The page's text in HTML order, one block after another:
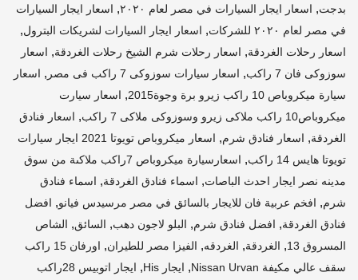
بدجت, اسعار ايجار السيارات في مصر لعام ٢٠٢٠ , اسعار ايجار السيارات
في مصر لعام ٢٠٢٠ للشركات
, اسعار ايجار السيارات لشريكات البترول,
اسعار رحلات الغردقة, اسعار رحلات شرم الشيخ رحلات الغردقة, اسعار
سوزوكى فان 7 راكب
, اسعار سيارات سوزوكى 7 راكب فى مصر , اسعار
سيارة ميكروباص 10 راكب زيرو برة وجوة2015
, اسعار سيارت
ميكروباص10 راكب ملاكى زيرو وسوزوكى ملاكى 7 راكب
, اسعار فنادق
الغردقة, اسعار فنادق شرم,
اسعار ميكروباص تويوتا 2021 ايجار سيارات
تويوتا هايس 14 راكب
,
اسعارسيارة ميكروباص 7راكب ملاكىة من سوق
مدينه نصر ايجار احدث الباصات, اسماء فنادق الغردقة, اسماء فنادق
شرم, افخم عربية فان للايجار بالسائق في مصر مرسيدس فيانو, افضل
فنادق الغردقة, افضل فنادق شرم, البلو لاجون دهب, السائق, الشاص
المسروق 13
, الغردقة, الغردقه, الفيزا مصر للطيران,
اورفان 15 راكب
سقف عالي مكيفة Nissan Urvan
, ايجار His ,
ايجار اتوبيس 28راكب